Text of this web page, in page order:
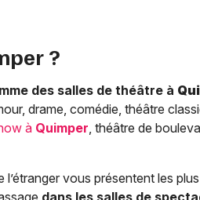
?
des salles de théâtre à
drame, comédie, théâtre
à Quimper , théâtre de
vous présentent les
dans les salles de